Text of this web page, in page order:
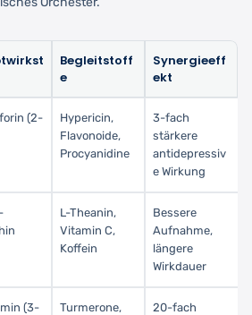
Begleitstoff
e
Synergieeff
ekt
(2-
Hypericin,
Flavonoide,
Procyanidine
3-fach
stärkere
antidepressiv
e Wirkung
L-Theanin,
Vitamin C,
Koffein
Bessere
Aufnahme,
längere
Wirkdauer
(3-
Turmerone,
20-fach